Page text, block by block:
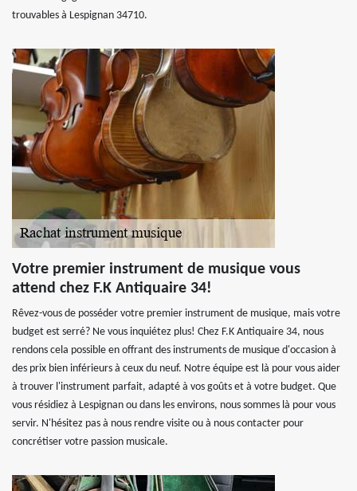
trouvables à Lespignan 34710.
Votre premier instrument de musique vous
attend chez F.K Antiquaire 34!
Rêvez-vous de posséder votre premier instrument de musique, mais votre
budget est serré? Ne vous inquiétez plus! Chez F.K Antiquaire 34, nous
rendons cela possible en offrant des instruments de musique d'occasion à
des prix bien inférieurs à ceux du neuf. Notre équipe est là pour vous aider
à trouver l'instrument parfait, adapté à vos goûts et à votre budget. Que
vous résidiez à Lespignan ou dans les environs, nous sommes là pour vous
servir. N'hésitez pas à nous rendre visite ou à nous contacter pour
concrétiser votre passion musicale.